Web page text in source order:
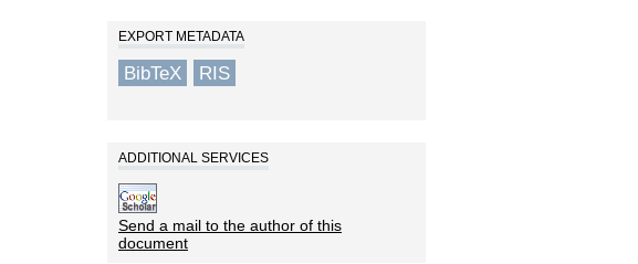
EXPORT METADATA
BibTeX RIS
ADDITIONAL SERVICES
Send a mail to the author of this
document